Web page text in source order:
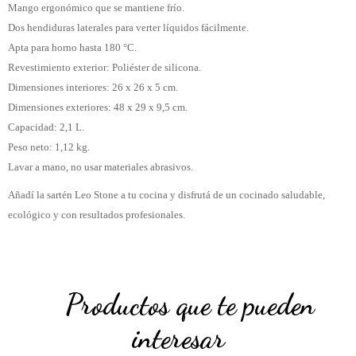
Mango ergonómico que se mantiene frío.
Dos hendiduras laterales para verter líquidos fácilmente.
Apta para horno hasta 180 °C.
Revestimiento exterior: Poliéster de silicona.
Dimensiones interiores: 26 x 26 x 5 cm.
Dimensiones exteriores: 48 x 29 x 9,5 cm.
Capacidad: 2,1 L.
Peso neto: 1,12 kg.
Lavar a mano, no usar materiales abrasivos.
Añadí la sartén Leo Stone a tu cocina y disfrutá de un cocinado saludable,
ecológico y con resultados profesionales.
Productos que te pueden
interesar